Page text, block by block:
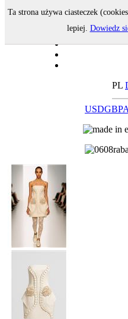
PL
USDGBP
Ta strona używa ciasteczek
lepiej. Dowiedz